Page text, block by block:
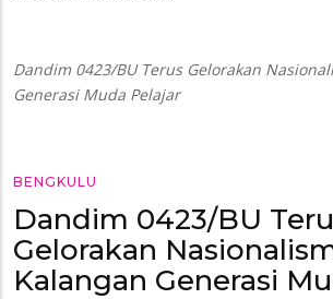
Dandim 0423/BU Terus Gelorakan
Generasi Muda Pelajar
BENGKULU
Dandim 0423/BU
Gelorakan
Kalangan Generasi